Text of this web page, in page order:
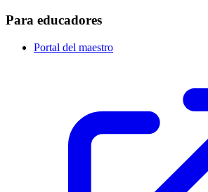
Para educadores
Portal del maestro